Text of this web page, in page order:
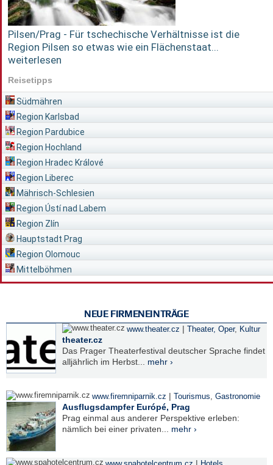
Pilsen/Prag - Für tschechische Verhältnisse ist die
Region Pilsen so etwas wie ein Flächenstaat...
weiterlesen
Reisetipps
Südmähren
Region Karlsbad
Region Pardubice
Region Hochland
Region Hradec Králové
Region Liberec
Mährisch-Schlesien
Region Ústí nad Labem
Region Zlín
Hauptstadt Prag
Region Olomouc
Mittelböhmen
NEUE FIRMENEINTRÄGE
www.theater.cz | Theater, Oper, Kultur
theater.cz
Das Prager Theaterfestival deutscher Sprache findet
alljährlich im Herbst... mehr ›
www.firemniparnik.cz | Tourismus, Gastronomie
Ausflugsdampfer Európé, Prag
Prag einmal aus anderer Perspektive erleben:
nämlich bei einer privaten... mehr ›